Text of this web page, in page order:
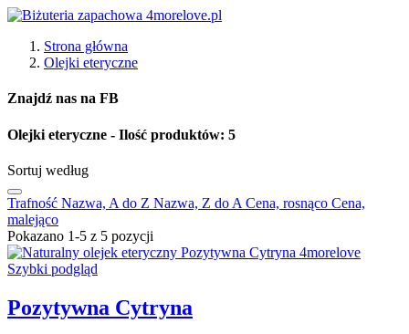
Strona główna
Olejki eteryczne
Znajdź nas na FB
Olejki eteryczne - Ilość produktów: 5
Sortuj według
Trafność Nazwa, A do Z Nazwa, Z do A Cena, rosnąco Cena,
malejąco
Pokazano 1-5 z 5 pozycji
Szybki podgląd
Pozytywna Cytryna